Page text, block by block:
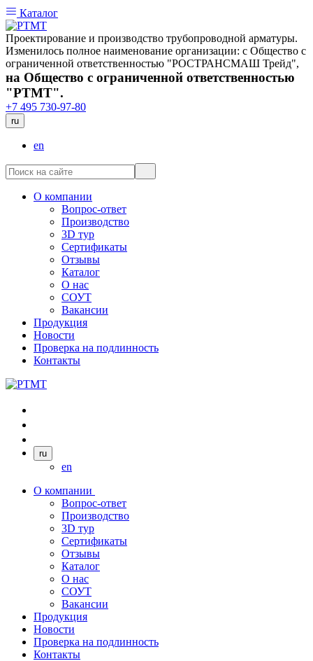
Каталог
Проектирование и производство трубопроводной арматуры.
Изменилось полное наименование организации: с Общество с
ограниченной ответственностью "РОСТРАНСМАШ Трейд",
на Общество с ограниченной ответственностью
"РТМТ".
+7 495 730-97-80
ru
en
О компании
Вопрос-ответ
Производство
3D тур
Сертификаты
Отзывы
Каталог
О нас
СОУТ
Вакансии
Продукция
Новости
Проверка на подлинность
Контакты
ru
en
О компании
Вопрос-ответ
Производство
3D тур
Сертификаты
Отзывы
Каталог
О нас
СОУТ
Вакансии
Продукция
Новости
Проверка на подлинность
Контакты